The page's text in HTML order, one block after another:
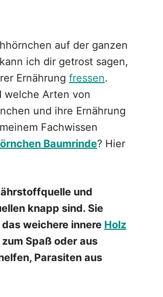
auf der ganzen
ich dir getrost sagen,
Ernährung fressen.
welche Arten von
und ihre Ernährung
Fachwissen
Baumrinde? Hier
und
knapp sind. Sie
weichere innere Holz
Spaß oder aus
Parasiten aus